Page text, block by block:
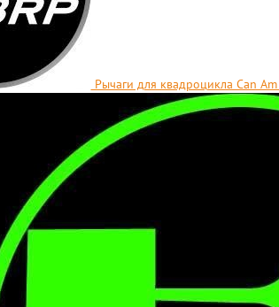
Рычаги для квадроцикла Can